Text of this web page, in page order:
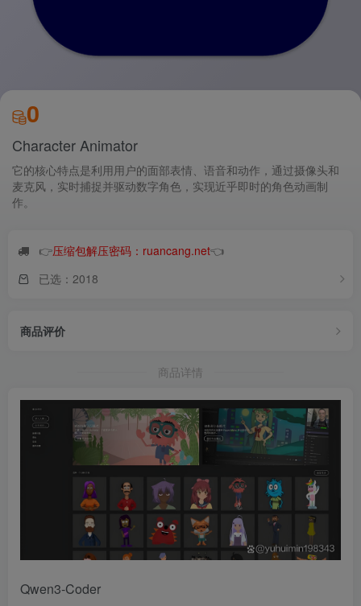
Character Animator
它的核心特点是利用用户的面部表情、语音和动作，通过摄像头和
麦克风，实时捕捉并驱动数字角色，实现近乎即时的角色动画制
作。
0
👉压缩包解压密码：ruancang.net👈
已选：2018
商品评价
商品详情
Qwen3-Coder